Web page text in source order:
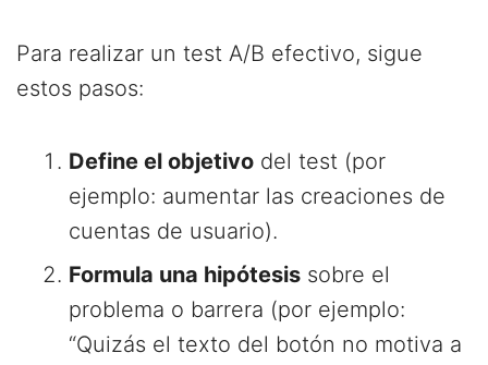
Para realizar un test A/B efectivo, sigue
estos pasos:
Define el objetivo del test (por
ejemplo: aumentar las creaciones de
cuentas de usuario).
Formula una hipótesis sobre el
problema o barrera (por ejemplo:
“Quizás el texto del botón no motiva a